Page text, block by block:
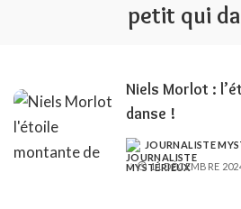
petit qui
Niels Morlot :
danse !
POSTED
BY
JOURNALISTE
11 DÉCEMBRE